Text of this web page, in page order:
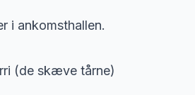
i ankomsthallen.
(de skæve tårne)